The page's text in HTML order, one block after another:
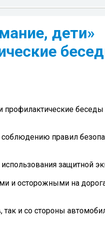
дети»
профилактические беседы
правил
защитной
и осторожными на
и со стороны